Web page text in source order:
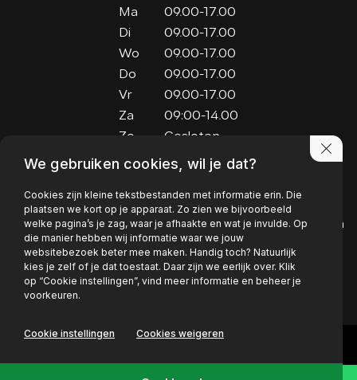
Ma
09.00-17.00
Di
09.00-17.00
Wo
09.00-17.00
Do
09.00-17.00
Vr
09.00-17.00
Za
09:00-14.00
Zo
Gesloten
Kaardebol 15
6721 RX Bennekom
EMAIL FACEBOOK
PRIVACY POLICY
We gebruiken cookies, wil je dat?
Cookies zijn kleine tekstbestanden met informatie erin. Die
plaatsen we kort op je apparaat. Zo zien we bijvoorbeeld
welke pagina’s je zag, waar je afhaakte en wat je invulde. Op
die manier hebben wij informatie waar we jouw
websitebezoek beter mee maken. Handig toch? Natuurlijk
kies je zelf of je dat toestaat. Daar zijn we eerlijk over. Klik
op “Cookie instellingen”, vind meer informatie en beheer je
voorkeuren.
Cookie instellingen Cookies weigeren